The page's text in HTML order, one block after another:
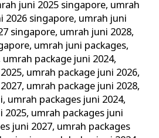
juni 2025 singapore, umrah
2026 singapore, umrah juni
singapore, umrah juni 2028,
, umrah juni packages,
umrah package juni 2024,
, umrah package juni 2026,
, umrah package juni 2028,
, umrah packages juni 2024,
2025, umrah packages juni
juni 2027, umrah packages